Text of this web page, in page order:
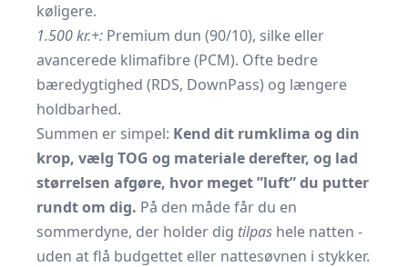
køligere.
1.500 kr.+: Premium dun (90/10), silke eller
avancerede klimafibre (PCM). Ofte bedre
bæredygtighed (RDS, DownPass) og længere
holdbarhed.
Summen er simpel: Kend dit rumklima og din
krop, vælg TOG og materiale derefter, og lad
størrelsen afgøre, hvor meget ”luft” du putter
rundt om dig. På den måde får du en
sommerdyne, der holder dig tilpas hele natten -
uden at flå budgettet eller nattesøvnen i stykker.